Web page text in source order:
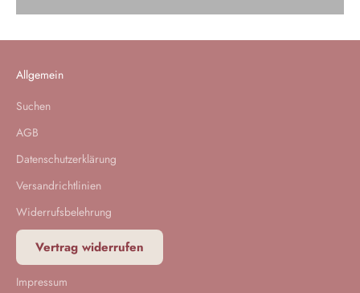
Allgemein
Suchen
AGB
Datenschutzerklärung
Versandrichtlinien
Widerrufsbelehrung
Vertrag widerrufen
Impressum